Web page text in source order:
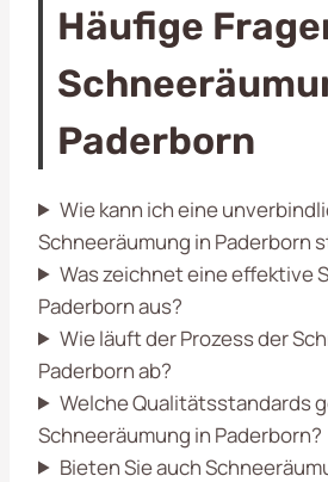
Häufige
Paderborn
Wie kann ich eine
Schneeräumung in Paderborn
Was zeichnet eine effektive
Paderborn aus?
Wie läuft der Prozess der
Paderborn ab?
Welche Qualitätsstandards
Schneeräumung in Paderborn?
Bieten Sie auch